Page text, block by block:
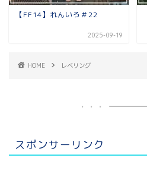
【FF14】れんいろ＃22
2025-09-19
HOME レベリング
スポンサーリンク